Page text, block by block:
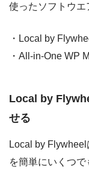
使ったソフトウエ
・Local by
・All-in-One WP
Local by
せる
Local by Flywheel
を簡単にいくつで